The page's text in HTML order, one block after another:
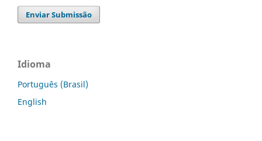
Enviar Submissão
Idioma
Português (Brasil)
English